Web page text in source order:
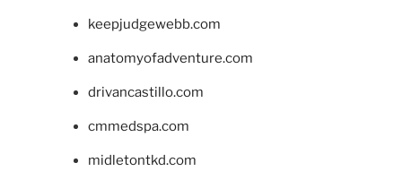
keepjudgewebb.com
anatomyofadventure.com
drivancastillo.com
cmmedspa.com
midletontkd.com